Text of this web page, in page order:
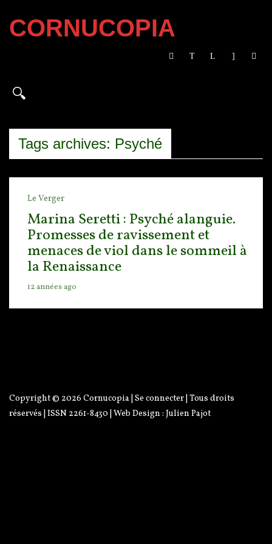
CORNUCOPIA
Tags archives: Psyché
Le Verger
Marina Seretti : Psyché alanguie.
Promesses de ravissement et
menaces de viol dans le sommeil à
la Renaissance
12 années ago
Copyright © 2026 Cornucopia Se connecter | Tous droits
réservés | ISSN 2261-8430 | Web Design : Julien Pajot